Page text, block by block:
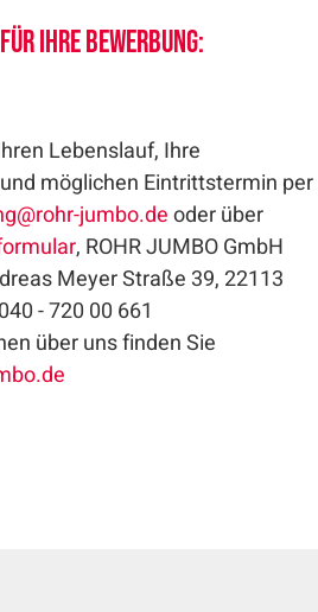
Ihre Bewerbung:
Lebenslauf, Ihre
möglichen Eintrittstermin per
@rohr-jumbo.deoder über
, ROHR JUMBO GmbH
Meyer Straße 39, 22113
- 720 00 661
über uns finden Sie